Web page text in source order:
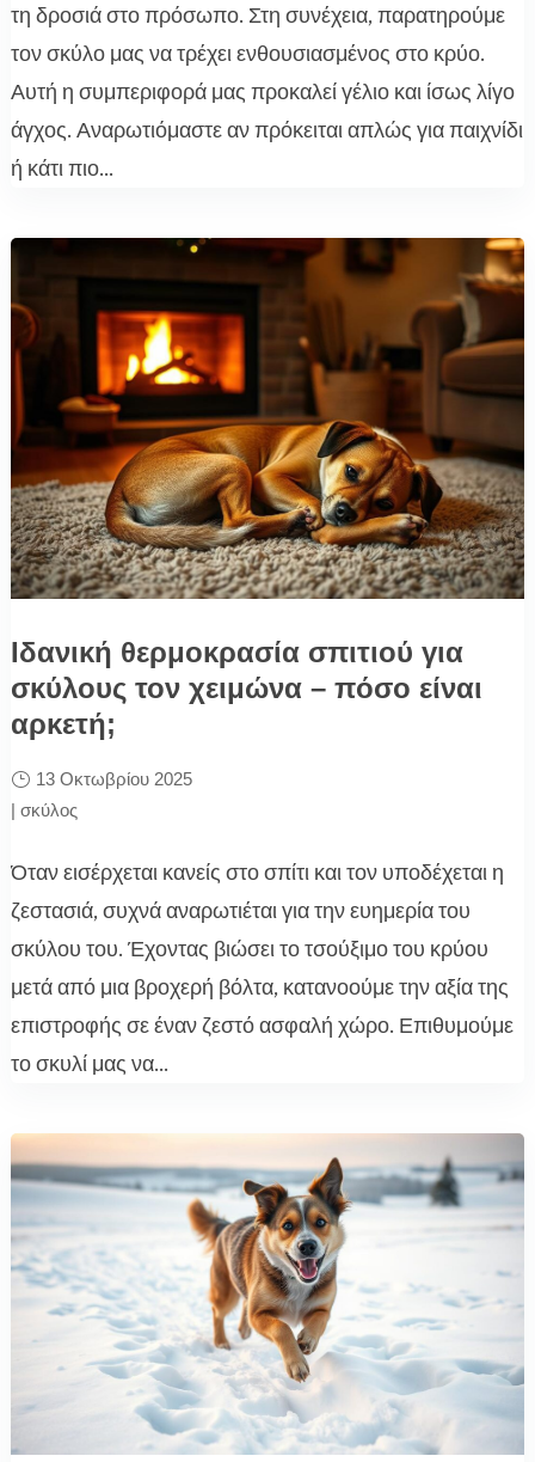
τη δροσιά στο πρόσωπο. Στη συνέχεια, παρατηρούμε
τον σκύλο μας να τρέχει ενθουσιασμένος στο κρύο.
Αυτή η συμπεριφορά μας προκαλεί γέλιο και ίσως λίγο
άγχος. Αναρωτιόμαστε αν πρόκειται απλώς για παιχνίδι
ή κάτι πιο...
Ιδανική θερμοκρασία σπιτιού για
σκύλους τον χειμώνα – πόσο είναι
αρκετή;
13 Οκτωβρίου 2025
| σκύλος
Όταν εισέρχεται κανείς στο σπίτι και τον υποδέχεται η
ζεστασιά, συχνά αναρωτιέται για την ευημερία του
σκύλου του. Έχοντας βιώσει το τσούξιμο του κρύου
μετά από μια βροχερή βόλτα, κατανοούμε την αξία της
επιστροφής σε έναν ζεστό ασφαλή χώρο. Επιθυμούμε
το σκυλί μας να...